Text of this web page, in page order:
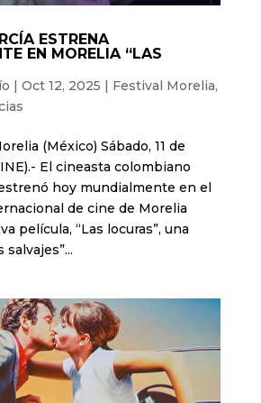
ESTRENA
EN MORELIA “LAS
| Oct 12, 2025 | Festival Morelia,
(México) Sábado, 11 de
El cineasta colombiano
hoy mundialmente en el
de cine de Morelia
película, “Las locuras”, una